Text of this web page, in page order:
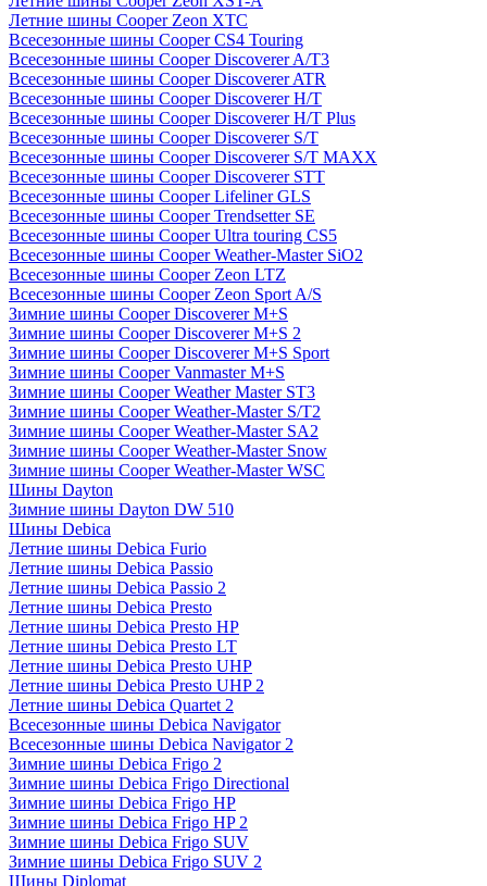
Летние шины Cooper Zeon XTC
Всесезонные шины Cooper CS4 Touring
Всесезонные шины Cooper Discoverer A/T3
Всесезонные шины Cooper Discoverer ATR
Всесезонные шины Cooper Discoverer H/T
Всесезонные шины Cooper Discoverer H/T Plus
Всесезонные шины Cooper Discoverer S/T
Всесезонные шины Cooper Discoverer S/T MAXX
Всесезонные шины Cooper Discoverer STT
Всесезонные шины Cooper Lifeliner GLS
Всесезонные шины Cooper Trendsetter SE
Всесезонные шины Cooper Ultra touring CS5
Всесезонные шины Cooper Weather-Master SiO2
Всесезонные шины Cooper Zeon LTZ
Всесезонные шины Cooper Zeon Sport A/S
Зимние шины Cooper Discoverer M+S
Зимние шины Cooper Discoverer M+S 2
Зимние шины Cooper Discoverer M+S Sport
Зимние шины Cooper Vanmaster M+S
Зимние шины Cooper Weather Master ST3
Зимние шины Cooper Weather-Master S/T2
Зимние шины Cooper Weather-Master SA2
Зимние шины Cooper Weather-Master Snow
Зимние шины Cooper Weather-Master WSC
Шины Dayton
Зимние шины Dayton DW 510
Шины Debica
Летние шины Debica Furio
Летние шины Debica Passio
Летние шины Debica Passio 2
Летние шины Debica Presto
Летние шины Debica Presto HP
Летние шины Debica Presto LT
Летние шины Debica Presto UHP
Летние шины Debica Presto UHP 2
Летние шины Debica Quartet 2
Всесезонные шины Debica Navigator
Всесезонные шины Debica Navigator 2
Зимние шины Debica Frigo 2
Зимние шины Debica Frigo Directional
Зимние шины Debica Frigo HP
Зимние шины Debica Frigo HP 2
Зимние шины Debica Frigo SUV
Зимние шины Debica Frigo SUV 2
Шины Diplomat